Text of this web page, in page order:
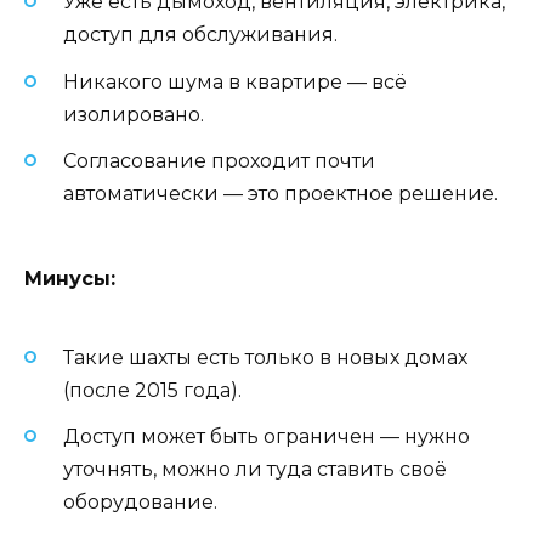
доступ для обслуживания.
Никакого шума в квартире — всё
изолировано.
Согласование проходит почти
автоматически — это проектное решение.
Минусы:
Такие шахты есть только в новых домах
(после 2015 года).
Доступ может быть ограничен — нужно
уточнять, можно ли туда ставить своё
оборудование.